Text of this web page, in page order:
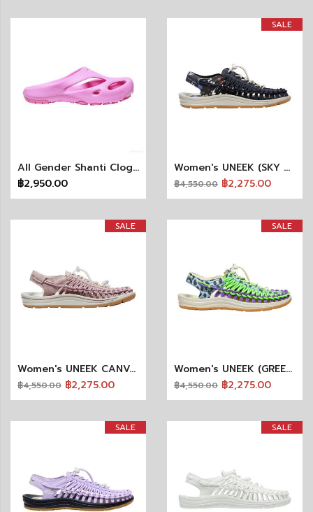
All Gender Shanti Clog X Madhappy
฿2,950.00
SALE
Women's UNEEK (SKY CAPTAIN/BIRCH)
฿4,550.00 ฿2,275.00
SALE
Women's UNEEK CANVAS (FAWN/BIRCH)
฿4,550.00 ฿2,275.00
SALE
Women's UNEEK (GREEN FLASH/TILLANDSIA PURPLE)
฿4,550.00 ฿2,275.00
SALE SALE